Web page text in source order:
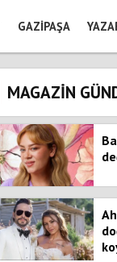
GAZIPAŞA
MAGAZİN